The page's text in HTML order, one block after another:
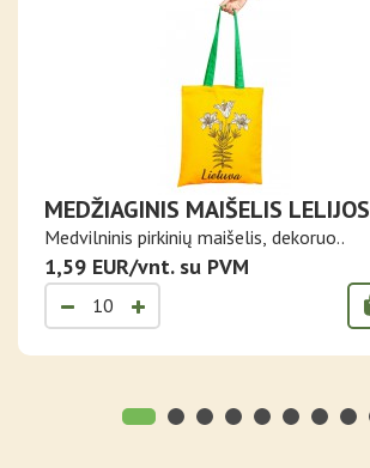
MEDŽIAGINIS MAIŠELIS LELIJOS
GELTONAME FONE
Medvilninis pirkinių maišelis, dekoruo..
1,59 EUR/vnt. su PVM